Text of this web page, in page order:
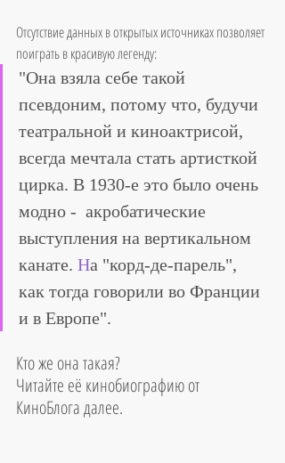
Отсутствие данных в открытых источниках позволяет
поиграть в красивую легенду:
"Она взяла себе такой
псевдоним, потому что, будучи
театральной и киноактрисой,
всегда мечтала стать артисткой
цирка. В 1930-е это было очень
модно -  акробатические
выступления на вертикальном
канате. На "корд-де-парель",
как тогда говорили во Франции
и в Европе".
Кто же она такая?
Читайте её кинобиографию от
КиноБлога далее.